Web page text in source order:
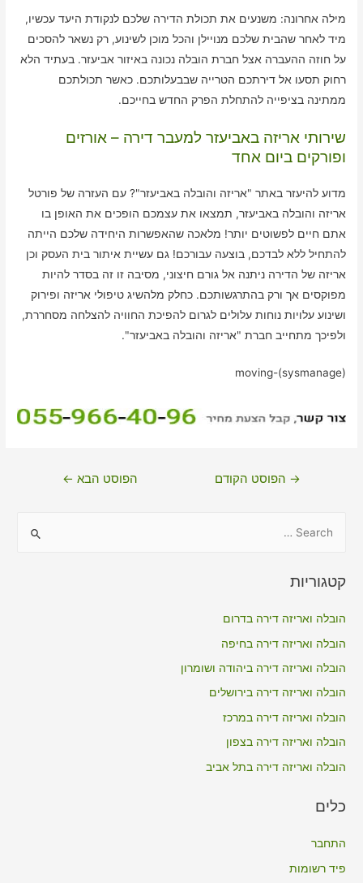
מילה אחרונה: משנעים את תכולת הדירה שלכם לנקודת היעד עכשיו,
מיד לאחר שהבית שלכם מנויילן והכל מוכן לשינוע, רק נשאר להסכים
על חוזה ההעברה אצל חברת הובלה נכונה באיזור אביעזר. בעתיד הלא
רחוק תסעו אל דירתכם הטרייה שבבעלותכם. כאשר תכולתכם
ממתינה בציפייה להתחלת הפרק החדש בחייכם.
שירותי אריזה באביעזר למעבר דירה – אורזים
ופורקים ביום אחד
מדוע להיעזר באתר "אריזה והובלה באביעזר"? עם העזרה של פורטל
אריזה והובלה באביעזר, תמצאו את עצמכם הופכים את האופן בו
אתם חיים לפשוטים יותר! מלאכה שהאפשרות היחידה שלכם הייתה
להתחיל ללא לבדכם, בוצעה עבורכם! גם עשיית איתור בית העסק וכן
אריזה של הדירה ניתנה אל גורם חיצוני, מסיבה זו זה בסדר להיות
מפוקסים אך ורק בהתרגשותכם. כחלק מלהשיג טיפולי אריזה ופירוק
ושינוע עלויות נוחות עלולים לגרום להפיכת החוויה להצלחה מסחררת,
ולפיכך מתחייב חברת "אריזה והובלה באביעזר".
moving-(sysmanage)
ניווט→ הפוסט הקודם הפוסט הבא ←
r
o
r
:
קטגוריות
הובלה ואריזה דירה בדרום
הובלה ואריזה דירה בחיפה
הובלה ואריזה דירה ביהודה ושומרון
הובלה ואריזה דירה בירושלים
הובלה ואריזה דירה במרכז
הובלה ואריזה דירה בצפון
הובלה ואריזה דירה בתל אביב
כלים
התחבר
פיד רשומות